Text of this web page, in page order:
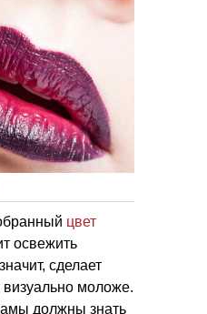
цвет
освежить
сделает
визуально моложе.
должны знать